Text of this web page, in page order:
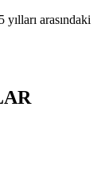
yılları arasındaki